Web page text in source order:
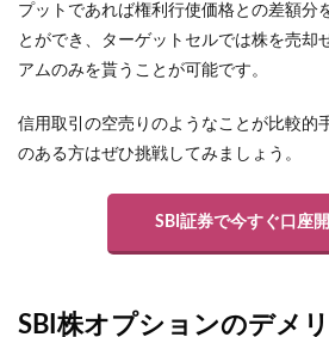
プットであれば権利行使価格との差額分
とができ、ターゲットセルでは株を売却
アムのみを貰うことが可能です。
信用取引の空売りのようなことが比較的
のある方はぜひ挑戦してみましょう。
SBI証券で今すぐ口座
SBI株オプションのデメ